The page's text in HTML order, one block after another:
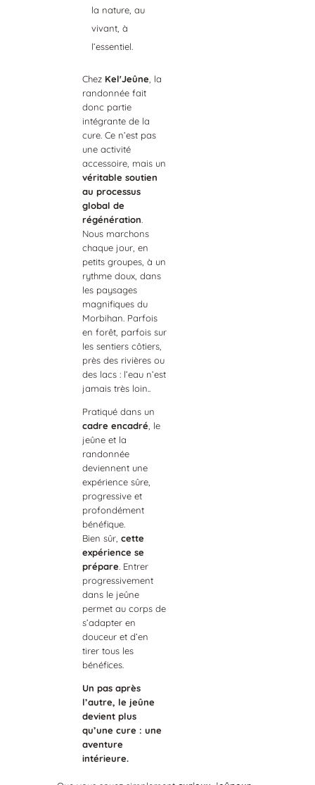
la nature, au
vivant, à
l’essentiel.
Chez KelʼJeûne, la
randonnée fait
donc partie
intégrante de la
cure. Ce n’est pas
une activité
accessoire, mais un
véritable soutien
au processus
global de
régénération.
Nous marchons
chaque jour, en
petits groupes, à un
rythme doux, dans
les paysages
magnifiques du
Morbihan. Parfois
en forêt, parfois sur
les sentiers côtiers,
près des rivières ou
des lacs : l’eau n’est
jamais très loin..
Pratiqué dans un
cadre encadré, le
jeûne et la
randonnée
deviennent une
expérience sûre,
progressive et
profondément
bénéfique.
Bien sûr, cette
expérience se
prépare. Entrer
progressivement
dans le jeûne
permet au corps de
s’adapter en
douceur et d’en
tirer tous les
bénéfices.
Un pas après
l’autre, le jeûne
devient plus
qu’une cure : une
aventure
intérieure.